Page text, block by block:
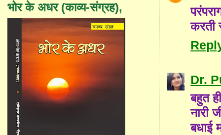
करती
Dr.
बहुत
नारी
बधाई
भोर के अधर (काव्य-संग्रह),